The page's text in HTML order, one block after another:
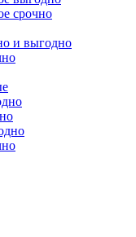
срочно
и выгодно